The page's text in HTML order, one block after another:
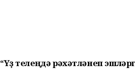
“Үҙ телеңдә рәхәтләнеп